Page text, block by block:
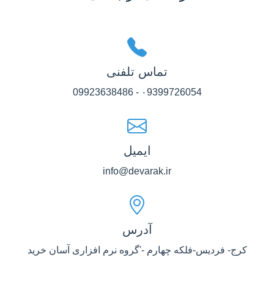
تماس تلفنی
۰9399726054 - 09923638486
ایمیل
info@devarak.ir
آدرس
کرج- فردیس-فلکه چهارم -'گروه نرم افزاری آسان خرید